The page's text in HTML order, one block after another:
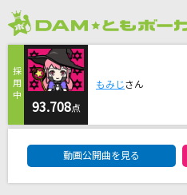
ヨルシカ
カスミソウ
This is LAST
93.708点
もみじさん
動画公開曲を見る